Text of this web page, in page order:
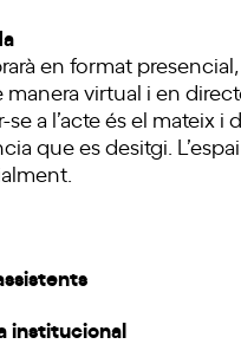
en format
virtual i en
se a l’acte és el mateix
que es desitgi.
institucional